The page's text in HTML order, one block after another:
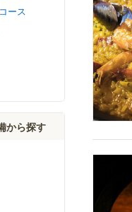
ース
から探す